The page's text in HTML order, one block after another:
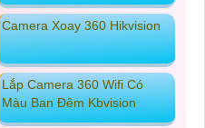
Camera Xoay 360 Hikvision
Lắp Camera 360 Wifi Có
Màu Ban Đêm Kbvision